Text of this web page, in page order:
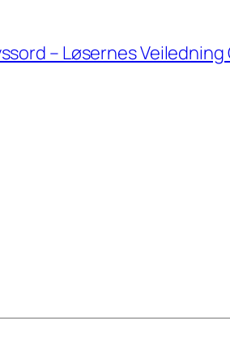
– Løsernes Veiledning